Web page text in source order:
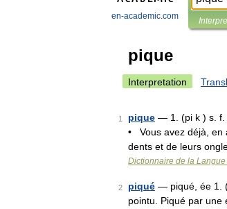
en-academic.com
pique
Interpretation
1 pique — 1. (pi k ) s. f.
• Vous avez déjà, en
dents et de leurs
Dictionnaire de la
2 piqué — piqué, ée 1.
pointu. Piqué par